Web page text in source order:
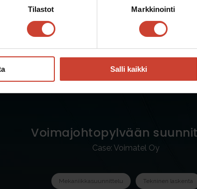
Tilastot Markkinointi
Salli kaikki
Voimajohto­pylvään
Case: Voimatel Oy
Mekaniikkasuunnittelu Tekninen laskenta